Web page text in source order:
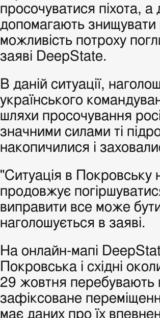
просочуватися піхота,
допомагають знищувати
можливість потроху
заяві DeepState.
В даній ситуації,
українського
шляхи просочування
значними силами ті
накопичилися і
"Ситуація в Покровську
продовжує
виправити все може
наголошується в заяві.
На онлайн-мапі
Покровська і східні
29 жовтня перебувають
зафіксоване
має даних про їх